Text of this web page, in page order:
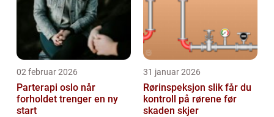
02 februar 2026
Parterapi oslo når
forholdet trenger en ny
start
31 januar 2026
Rørinspeksjon slik får du
kontroll på rørene før
skaden skjer